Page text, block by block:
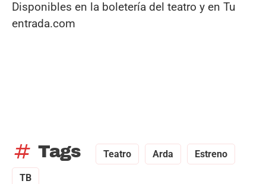
Disponibles en la boletería del teatro y en Tu
entrada.com
tag Tags Teatro Arda Estreno
TB